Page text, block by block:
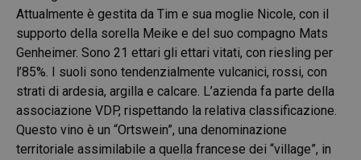
Attualmente è gestita da Tim e sua moglie Nicole, con il
supporto della sorella Meike e del suo compagno Mats
Genheimer. Sono 21 ettari gli ettari vitati, con riesling per
l’85%. I suoli sono tendenzialmente vulcanici, rossi, con
strati di ardesia, argilla e calcare. L’azienda fa parte della
associazione VDP, rispettando la relativa classificazione.
Questo vino è un “Ortswein”, una denominazione
territoriale assimilabile a quella francese dei “village”, in